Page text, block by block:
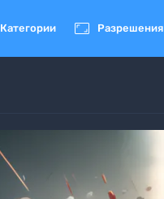
Категории  Разрешения